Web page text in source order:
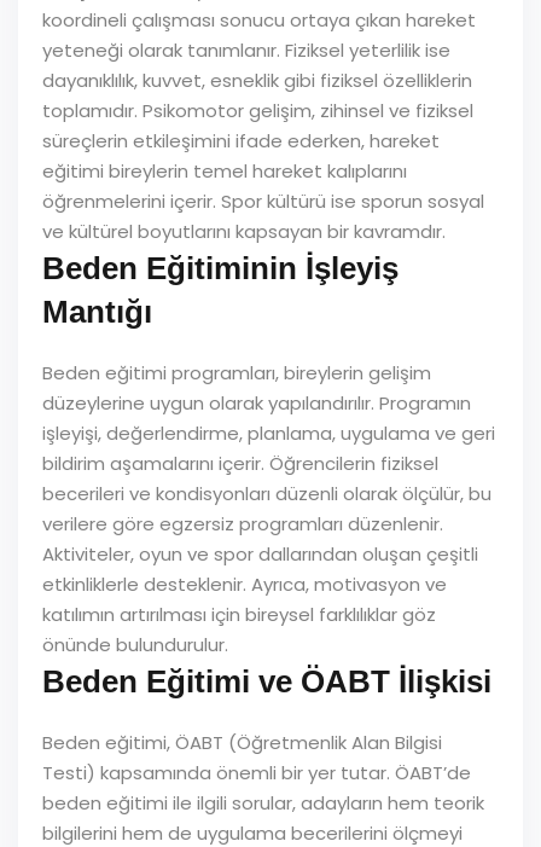
koordineli çalışması sonucu ortaya çıkan hareket
yeteneği olarak tanımlanır. Fiziksel yeterlilik ise
dayanıklılık, kuvvet, esneklik gibi fiziksel özelliklerin
toplamıdır. Psikomotor gelişim, zihinsel ve fiziksel
süreçlerin etkileşimini ifade ederken, hareket
eğitimi bireylerin temel hareket kalıplarını
öğrenmelerini içerir. Spor kültürü ise sporun sosyal
ve kültürel boyutlarını kapsayan bir kavramdır.
Beden Eğitiminin İşleyiş
Mantığı
Beden eğitimi programları, bireylerin gelişim
düzeylerine uygun olarak yapılandırılır. Programın
işleyişi, değerlendirme, planlama, uygulama ve geri
bildirim aşamalarını içerir. Öğrencilerin fiziksel
becerileri ve kondisyonları düzenli olarak ölçülür, bu
verilere göre egzersiz programları düzenlenir.
Aktiviteler, oyun ve spor dallarından oluşan çeşitli
etkinliklerle desteklenir. Ayrıca, motivasyon ve
katılımın artırılması için bireysel farklılıklar göz
önünde bulundurulur.
Beden Eğitimi ve ÖABT İlişkisi
Beden eğitimi, ÖABT (Öğretmenlik Alan Bilgisi
Testi) kapsamında önemli bir yer tutar. ÖABT’de
beden eğitimi ile ilgili sorular, adayların hem teorik
bilgilerini hem de uygulama becerilerini ölçmeyi